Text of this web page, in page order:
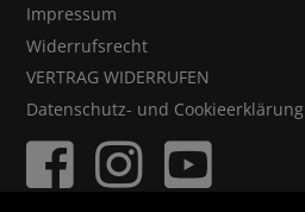
Impressum
Widerrufsrecht
VERTRAG WIDERRUFEN
Datenschutz- und Cookieerklärung